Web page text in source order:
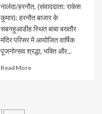
नालंदा/हरनौत, (संवाददाता: राकेश
कुमार): हरनौत बाजार के
सबनहुआडीह स्थित बाबा बख्तौर
मंदिर परिसर में आयोजित वार्षिक
पूजनोत्सव श्रद्धा, भक्ति और...
Read More